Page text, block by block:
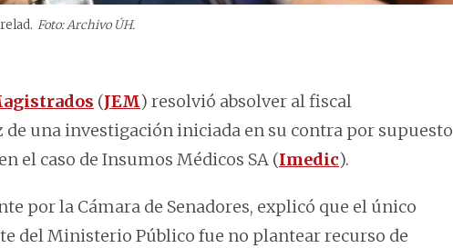
Foto: Archivo ÚH.
(JEM) resolvió absolver al fiscal
una investigación iniciada en su contra por supuesto
el caso de Insumos Médicos SA (Imedic).
por la Cámara de Senadores, explicó que el único
del Ministerio Público fue no plantear recurso de